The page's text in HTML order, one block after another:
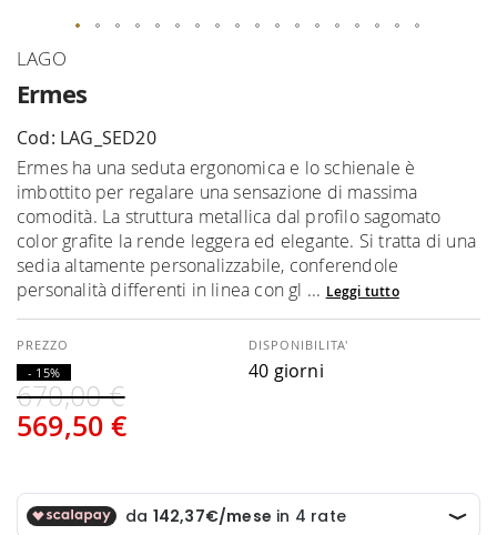
Ermes
LAGO
Cod: LAG_SED20
Ermes ha una seduta ergonomica e lo schienale è
imbottito per regalare una sensazione di massima
comodità. La struttura metallica dal profilo sagomato
color grafite la rende leggera ed elegante. Si tratta di una
sedia altamente personalizzabile, conferendole
personalità differenti in linea con gl ... Leggi tutto
569,50 €
670,00 €
- 15%
DISPONIBILITA'
40 giorni
Vai
della
galleria
di
immagini